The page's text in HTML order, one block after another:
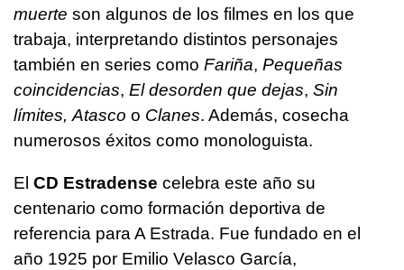
muerte son algunos de los filmes en los que
trabaja, interpretando distintos personajes
también en series como Fariña, Pequeñas
coincidencias, El desorden que dejas, Sin
límites, Atasco o Clanes. Además, cosecha
numerosos éxitos como monologuista.
El CD Estradense celebra este año su
centenario como formación deportiva de
referencia para A Estrada. Fue fundado en el
año 1925 por Emilio Velasco García,